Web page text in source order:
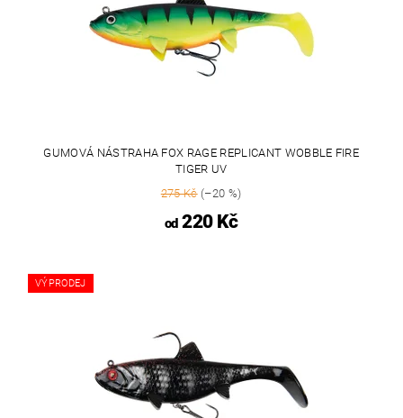
GUMOVÁ NÁSTRAHA FOX RAGE REPLICANT WOBBLE FIRE
TIGER UV
275 Kč(–20 %)
od220 Kč
VÝPRODEJ